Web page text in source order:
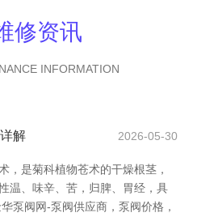
修资讯
INFORMATION
解 2026-05-30
，是菊科植物苍术的干燥根茎，
温、味辛、苦，归脾、胃经，具
泵阀网-泵阀供应商，泵阀价格，